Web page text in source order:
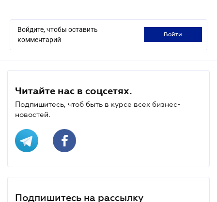
Войдите, чтобы оставить
комментарий
войти
Читайте нас в соцсетях.
Подпишитесь, чтоб быть в курсе всех бизнес-
новостей.
Подпишитесь на рассылку